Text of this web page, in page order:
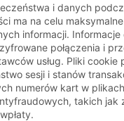
i danych
ma na celu maksymalne
informacji. Informacje
połączenia i
usług. Pliki cookie
sesji i stanów
numerów kart w
takich jak